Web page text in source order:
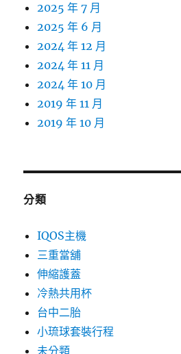
2025 年 7 月
2025 年 6 月
2024 年 12 月
2024 年 11 月
2024 年 10 月
2019 年 11 月
2019 年 10 月
分類
IQOS主機
三重當舖
伸縮護蓋
冷熱共用杯
台中二胎
小琉球套裝行程
未分類